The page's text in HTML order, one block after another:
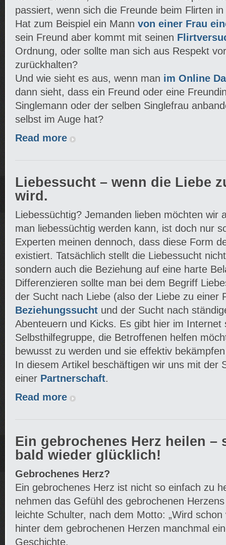
passiert, wenn sich die Freunde beim Flirten
Hat zum Beispiel ein Mann von einer Frau
sein Freund aber kommt mit seinen
Ordnung, oder sollte man sich aus Respekt
zurückhalten?
Und wie sieht es aus, wenn man im Online
dann sieht, dass ein Freund oder eine
Singlemann oder der selben Singlefrau
selbst im Auge hat?
Read more
Liebessucht – wenn die Liebe
wird.
Liebessüchtig? Jemanden lieben möchten wir
man liebessüchtig werden kann, ist doch nur
Experten meinen dennoch, dass diese Form
existiert. Tatsächlich stellt die Liebessucht
sondern auch die Beziehung auf eine harte
Differenzieren sollte man bei dem Begriff
der Sucht nach Liebe (also der Liebe zu einer
Beziehungssucht und der Sucht nach
Abenteuern und Kicks. Es gibt hier im Internet
Selbsthilfegruppe, die Betroffenen helfen
bewusst zu werden und sie effektiv
In diesem Artikel beschäftigen wir uns mit der
einer Partnerschaft.
Read more
Ein gebrochenes Herz heilen –
bald wieder glücklich!
Gebrochenes Herz?
Ein gebrochenes Herz ist nicht so einfach zu
nehmen das Gefühl des gebrochenen
leichte Schulter, nach dem Motto: „Wird
hinter dem gebrochenen Herzen manchmal
Geschichte.